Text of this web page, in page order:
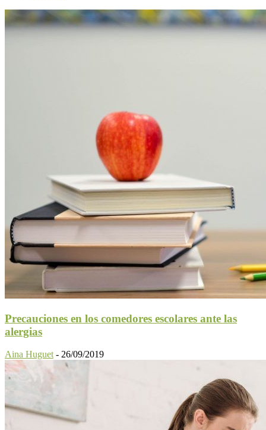
Precauciones en los comedores escolares ante las
alergias
Aina Huguet - 26/09/2019